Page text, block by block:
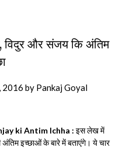
विदुर और संजय कि अंतिम
2016 by Pankaj Goyal
ki Antim Ichha : इस लेख में
इच्छाओं के बारे में बताएंगे। ये चार